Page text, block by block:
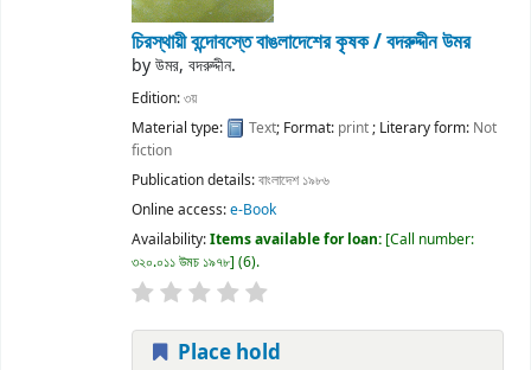
চিরস্থায়ী বন্দোবস্তে বাঙলাদেশের কৃষক /বদরুদ্দীন উমর
byউমর, বদরুদ্দীন.
Edition:৩য়
Material type:
Text; Format: print; Literary form: Not
fiction
Publication details:বাংলাদেশ ১৯৮৬
Online access:e-Book
Availability:Items available for loan: Call number:
৩২০.০১১ উমচ ১৯৭৮ (6).
Place hold